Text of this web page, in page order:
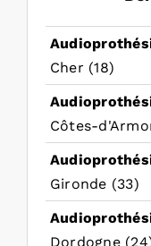
Cher (18)
Côtes-
Gironde (33)
Dordogne